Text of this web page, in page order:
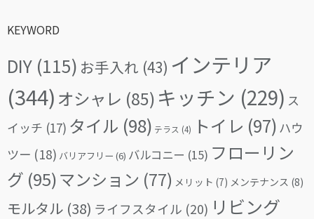
KEYWORD
DIY (115) お手入れ (43) インテリア
(344) オシャレ (85) キッチン (229) ス
イッチ (17) タイル (98) テラス (4) トイレ (97) ハウ
ツー (18) バリアフリー (6) バルコニー (15) フローリン
グ (95)マンション (77) メリット (7) メンテナンス (8)
モルタル (38) ライフスタイル (20) リビング